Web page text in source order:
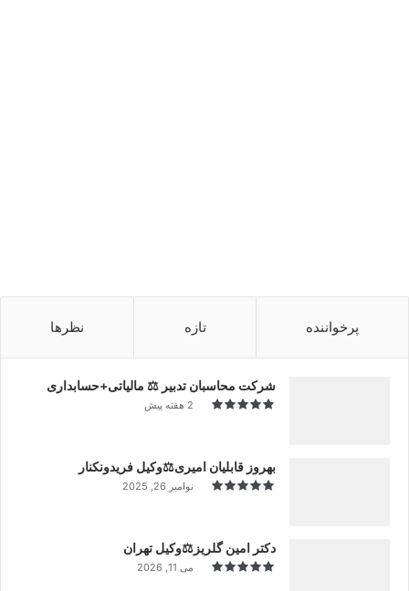
پرخواننده تازه نظرها
شرکت محاسبان تدبیر ⚖️ مالیاتی+حسابداری
2 هفته پیش
بهروز قابلیان امیری⚖️وکیل فریدونکنار
نوامبر 26, 2025
دکتر امین گلریز⚖️وکیل تهران
می 11, 2026